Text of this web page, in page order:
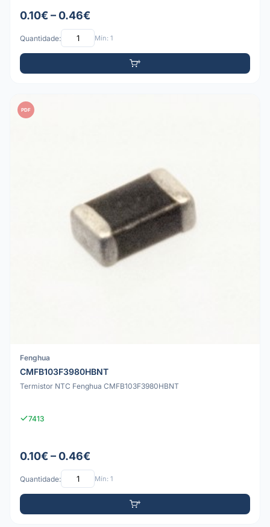
0.10€ – 0.46€
Quantidade: Mín: 1
PDF
Fenghua
CMFB103F3980HBNT
Termistor NTC Fenghua CMFB103F3980HBNT
7413
0.10€ – 0.46€
Quantidade: Mín: 1